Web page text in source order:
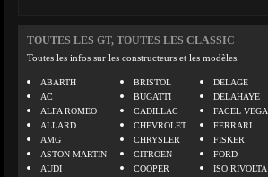
TOUTES LES GT, TOUTES LES CLASSIC
Toutes les infos sur les constructeurs et les modèles.
ABARTH
AC
ALFA ROMEO
ALLARD
AMG
ASTON MARTIN
AUDI
BRISTOL
BUGATTI
CADILLAC
CHEVROLET
CHRYSLER
CITROEN
COOPER
DELAGE
DELAHAYE
FACEL VEGA
FERRARI
FISKER
FORD
ISO RIVOLTA